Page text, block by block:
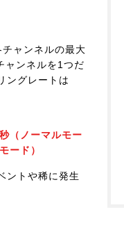
ャンネルの最大
ャンネルを1つだ
ングレートは
（ノーマルモー
ード）
ントや稀に発生